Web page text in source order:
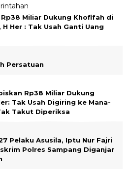
Rp38 Miliar Dukung Khofifah di
Her : Tak Usah Ganti Uang
Persatuan
Rp38 Miliar Dukung
Tak Usah Digiring ke Mana-
Takut Diperiksa
Pelaku Asusila, Iptu Nur Fajri
Polres Sampang Diganjar